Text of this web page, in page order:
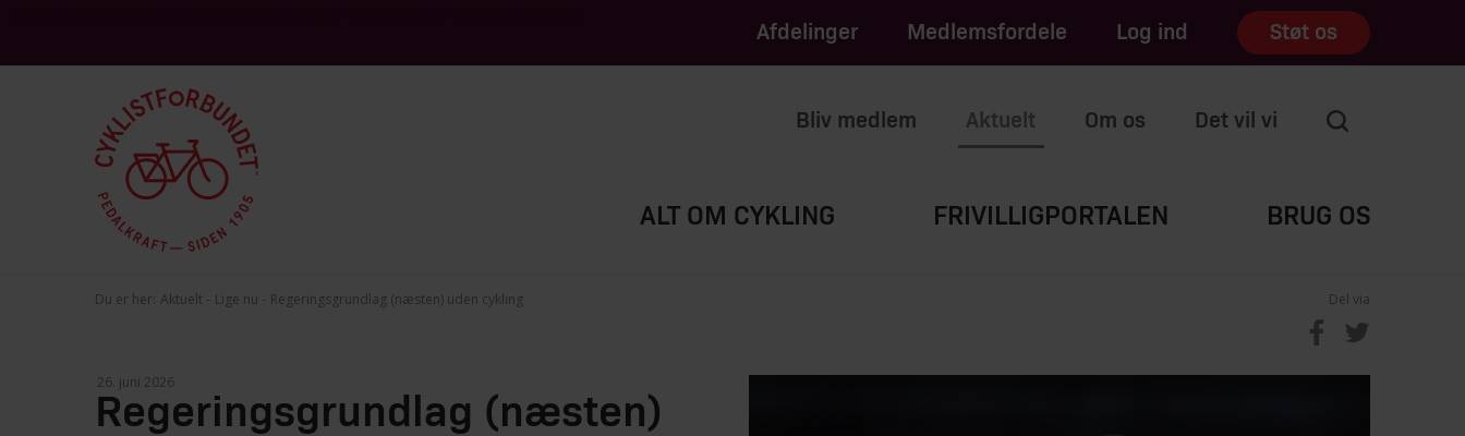
Afdelinger Medlemsfordele Log ind Støt os
Bliv medlem Aktuelt Om os Det vil vi
ALT OM CYKLING FRIVILLIGPORTALEN BRUG OS
Du er her: Aktuelt Lige nu Regeringsgrundlag (næsten) uden cykling Del via
Regeringsgrundlag (næsten)